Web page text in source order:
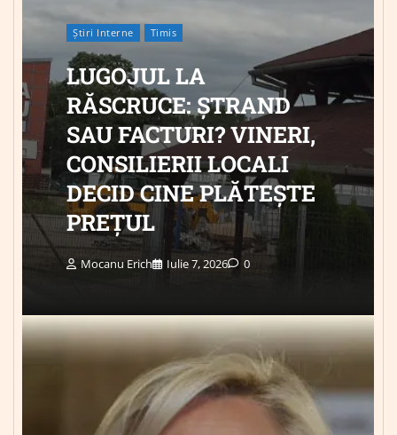
Știri Interne Timis
LUGOJUL LA
RĂSCRUCE: ȘTRAND
SAU FACTURI? VINERI,
CONSILIERII LOCALI
DECID CINE PLĂTEȘTE
PREȚUL
Mocanu Erich Iulie 7, 2026 0